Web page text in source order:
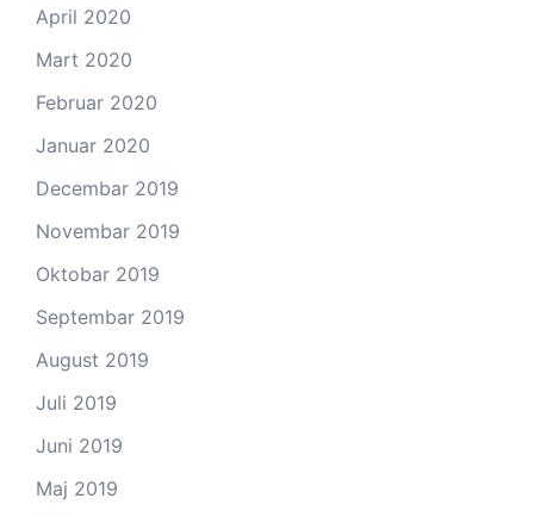
April 2020
Mart 2020
Februar 2020
Januar 2020
Decembar 2019
Novembar 2019
Oktobar 2019
Septembar 2019
August 2019
Juli 2019
Juni 2019
Maj 2019